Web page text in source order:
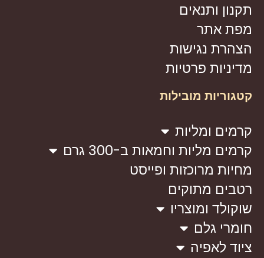
תקנון ותנאים
מפת אתר
הצהרת נגישות
מדיניות פרטיות
קטגוריות מובילות
קרמים ומליות
קרמים מליות וחמאות ב-300 גרם
מחיות מרוכזות ופייסט
רטבים מתוקים
שוקולד ומוצריו
חומרי גלם
ציוד לאפיה